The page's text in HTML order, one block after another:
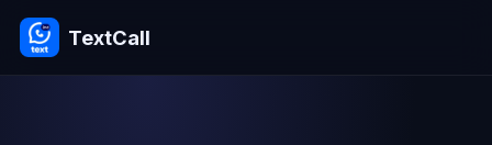
TextCall